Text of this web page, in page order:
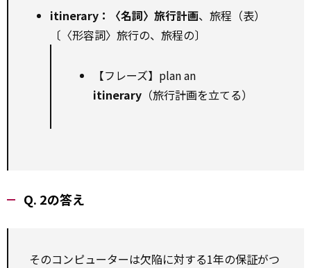
itinerary：〈名詞〉旅行計画、旅程（表）
〔〈形容詞〉旅行の、旅程の〕
【フレーズ】plan an
itinerary （旅行計画を立てる）
Q. 2の答え
そのコンピューターは欠陥に対する1年の保証がつ